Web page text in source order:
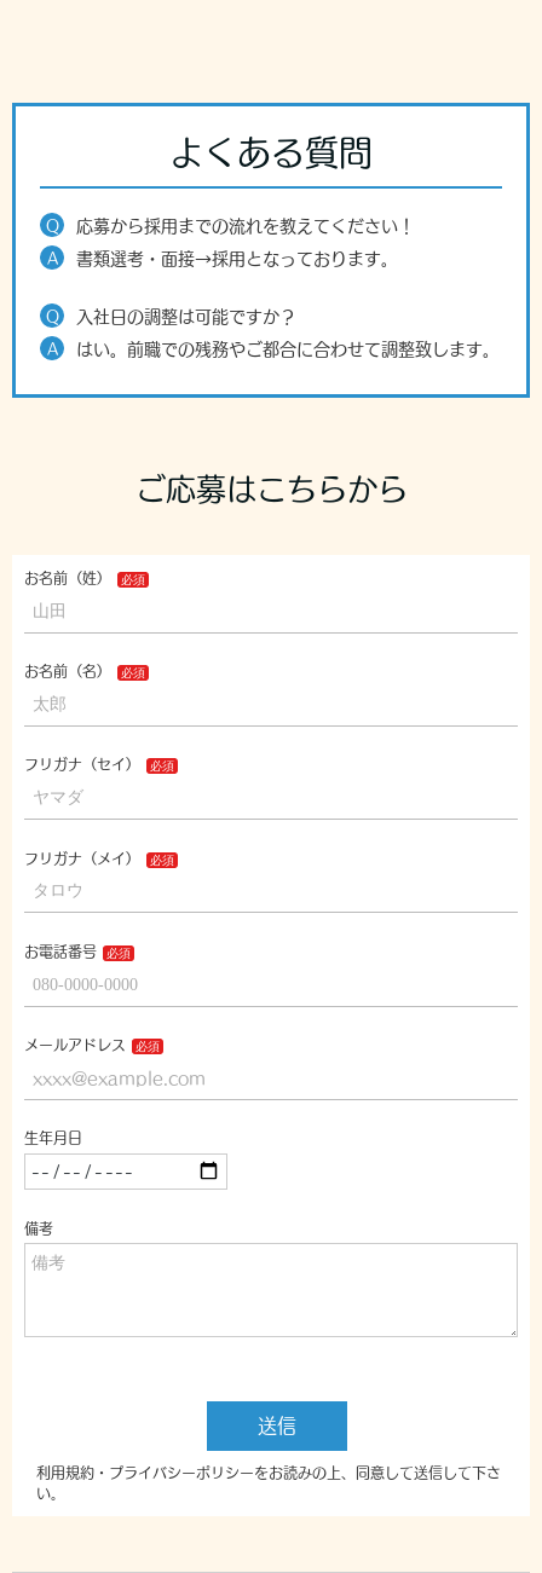
よくある質問
Q 応募から採用までの流れを教えてください！
A 書類選考・面接→採用となっております。
Q 入社日の調整は可能ですか？
A はい。前職での残務やご都合に合わせて調整致します。